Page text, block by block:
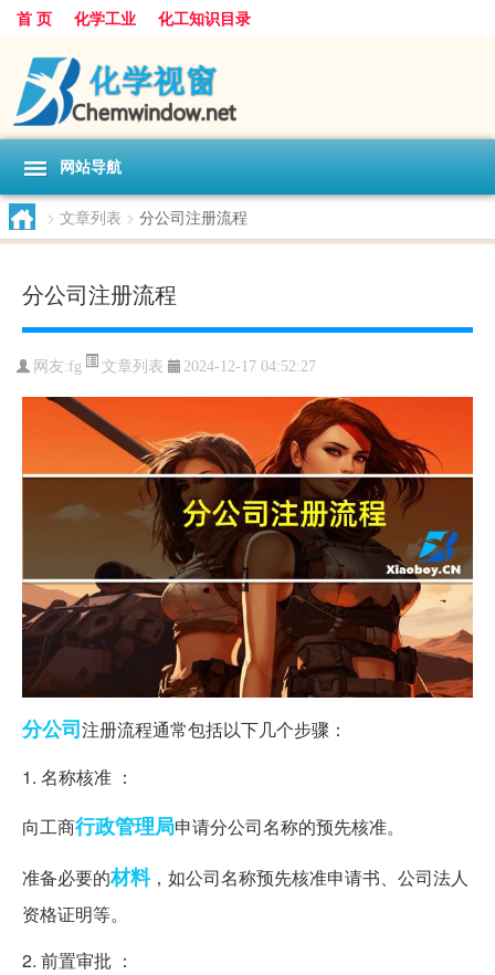
首 页 化学工业 化工知识目录
网站导航
> 文章列表 > 分公司注册流程
分公司注册流程
网友:fg 文章列表 2024-12-17 04:52:27
分公司注册流程通常包括以下几个步骤：
1. 名称核准 ：
向工商行政管理局申请分公司名称的预先核准。
准备必要的材料，如公司名称预先核准申请书、公司法人
资格证明等。
2. 前置审批 ：